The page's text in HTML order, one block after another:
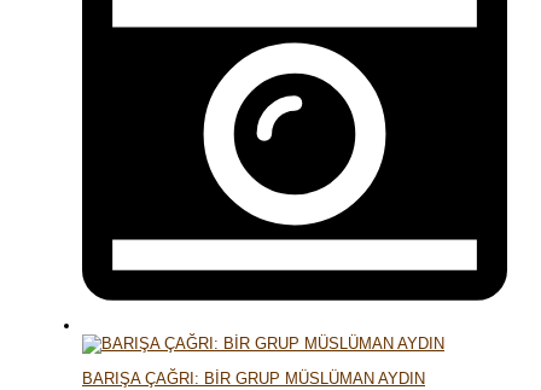
BARIŞA ÇAĞRI: BİR GRUP MÜSLÜMAN AYDIN